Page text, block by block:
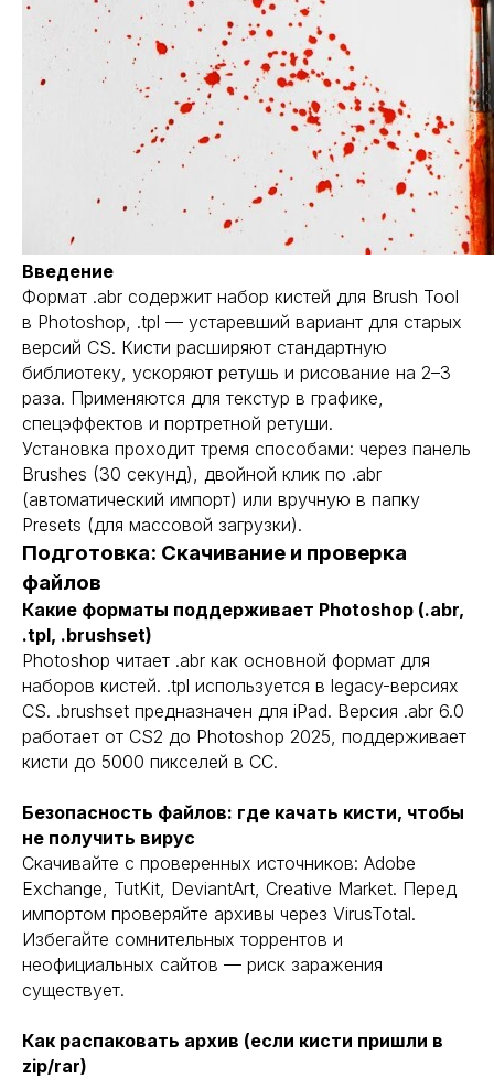
Введение
Формат .abr содержит набор кистей для Brush Tool
в Photoshop, .tpl — устаревший вариант для старых
версий CS. Кисти расширяют стандартную
библиотеку, ускоряют ретушь и рисование на 2–3
раза. Применяются для текстур в графике,
спецэффектов и портретной ретуши.
Установка проходит тремя способами: через панель
Brushes (30 секунд), двойной клик по .abr
(автоматический импорт) или вручную в папку
Presets (для массовой загрузки).
Подготовка: Скачивание и проверка
файлов
Какие форматы поддерживает Photoshop (.abr,
.tpl, .brushset)
Photoshop читает .abr как основной формат для
наборов кистей. .tpl используется в legacy-версиях
CS. .brushset предназначен для iPad. Версия .abr 6.0
работает от CS2 до Photoshop 2025, поддерживает
кисти до 5000 пикселей в CC.
Безопасность файлов: где качать кисти, чтобы
не получить вирус
Скачивайте с проверенных источников: Adobe
Exchange, TutKit, DeviantArt, Creative Market. Перед
импортом проверяйте архивы через VirusTotal.
Избегайте сомнительных торрентов и
неофициальных сайтов — риск заражения
существует.
Как распаковать архив (если кисти пришли в
zip/rar)